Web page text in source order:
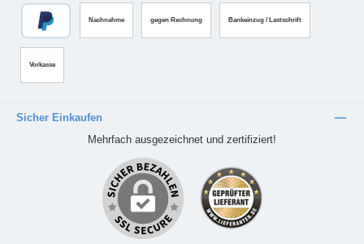
Nachnahme gegen Rechnung Bankeinzug / Lastschrift
Vorkasse
Sicher Einkaufen
Mehrfach ausgezeichnet und zertifiziert!